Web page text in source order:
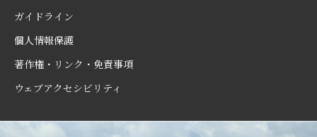
ガイドライン
個人情報保護
著作権・リンク・免責事項
ウェブアクセシビリティ